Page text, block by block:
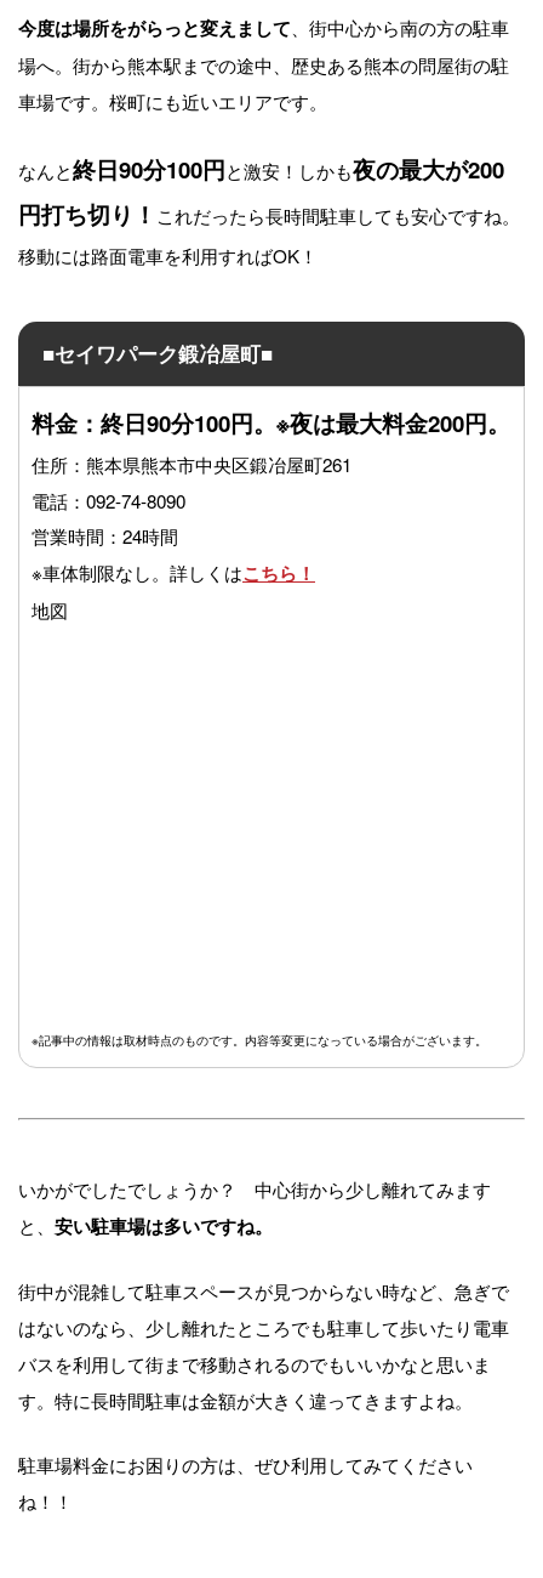
今度は場所をがらっと変えまして 、街中心から南の方の駐車
場へ。街から熊本駅までの途中、歴史ある熊本の問屋街の駐
車場です。桜町にも近いエリアです。
なんと終日90分100円と激安！しかも夜の最大が200
円打ち切り！ これだったら長時間駐車しても安心ですね。
移動には路面電車を利用すればOK！
■セイワパーク鍛冶屋町■
料金：終日90分100円。※夜は最大料金200円。
住所： 熊本県熊本市中央区鍛冶屋町261
電話：092-74-8090
営業時間：24時間
※車体制限なし。詳しくはこちら！
地図
※記事中の情報は取材時点のものです。内容等変更になっている場合がございます。
いかがでしたでしょうか？ 中心街から少し離れてみます
と、 安い駐車場は多いですね。
街中が混雑して駐車スペースが見つからない時など、急ぎで
はないのなら、少し離れたところでも駐車して歩いたり電車
バスを利用して街まで移動されるのでもいいかなと思いま
す。特に長時間駐車は金額が大きく違ってきますよね。
駐車場料金にお困りの方は、ぜひ利用してみてください
ね！！